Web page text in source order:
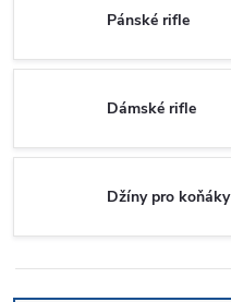
Pánské rifle
Dámské rifle
Džíny pro koňáky